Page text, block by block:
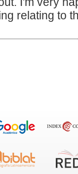
relating to